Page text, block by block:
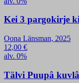
Kei 3 pargokirje
Oona Länsman, 2025
12,00 €
alv. 0%
Tälvi Puupâ